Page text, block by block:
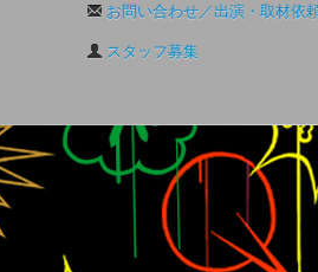
お問い合わせ／出演・取材依
スタッフ募集